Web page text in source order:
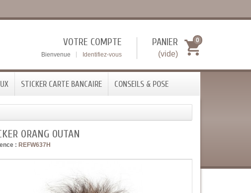
PANIER
(vide)
0
VOTRE COMPTE
Bienvenue Identifiez-vous
STICKER CARTE BANCAIRE CONSEILS & POSE
ORANG OUTAN
: REFW637H